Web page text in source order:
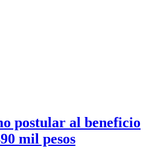
postular al beneficio
mil pesos